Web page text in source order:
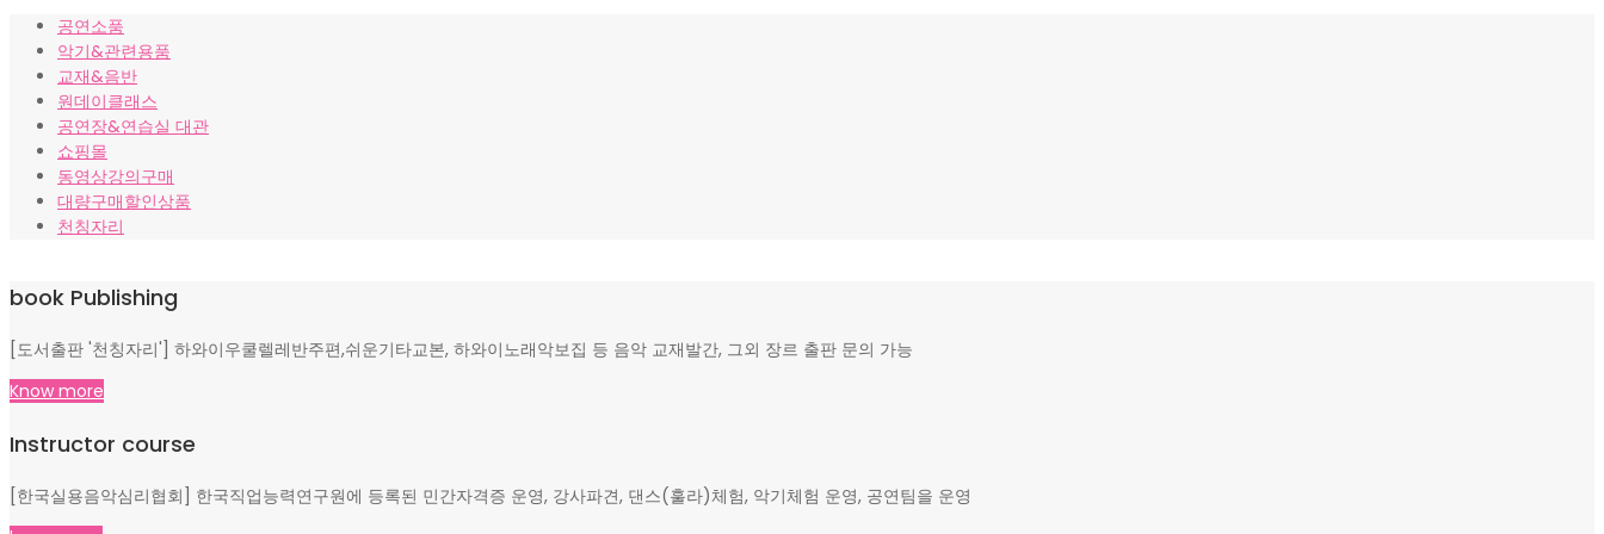
격:
₩10,000.₩8,000.
공연소품
악기&관련용품
교재&음반
원데이클래스
공연장&연습실 대관
쇼핑몰
동영상강의구매
대량구매할인상품
천칭자리
book Publishing
[도서출판 '천칭자리'] 하와이우쿨렐레반주편,쉬운기타교본, 하와이노래악보집 등 음악 교재발간, 그외 장르 출판 문의 가능
Know more
Instructor course
[한국실용음악심리협회] 한국직업능력연구원에 등록된 민간자격증 운영, 강사파견, 댄스(훌라)체험, 악기체험 운영, 공연팀을 운영